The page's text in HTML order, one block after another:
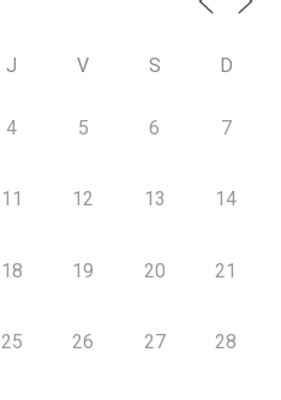
J V S D
4 5 6 7
11 12 13 14
18 19 20 21
25 26 27 28